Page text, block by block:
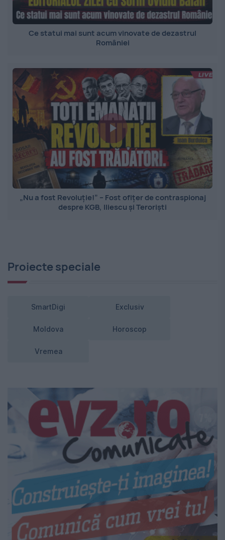
Ce statui mai sunt acum vinovate de dezastrul
României
„Nu a fost Revoluție!” – Fost ofițer de contraspionaj
despre KGB, Iliescu și Teroriști
Proiecte speciale
SmartDigi Exclusiv
Moldova Horoscop
Vremea